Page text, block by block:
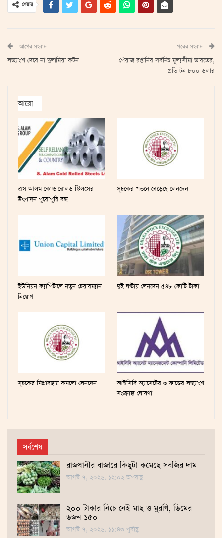
শেয়ার
আগের সংবাদ
লভ্যাংশ দেবে না দুলামিয়া কটন
পরের সংবাদ
পেঁয়াজ রপ্তানির সর্বনিম্ন মূল্যসীমা ভারতের,
প্রতি টন ৮০০ ডলার
আরো
এস আলম কোল্ড রোলড স্টিলসের
উৎপাদন পুরোপুরি বন্ধ
সূচকের পতনে বেড়েছে লেনদেন
ইউনিয়ন ক্যাপিটালে নতুন চেয়ারম্যান
নিয়োগ
দুই ঘণ্টায় লেনদেন ৫৪৮ কোটি টাকা
সূচকের মিশ্রাবস্থায় কমলো লেনদেন
আইসিবি অ্যাসেটের ৩ ফান্ডের লভ্যাংশ
সংক্রান্ত ঘোষণা
সর্বশেষ
রাজধানীর বাজারে কিছুটা কমেছে সবজির দাম
আগস্ট ৭, ২০২৬, ১২:০২ অপরাহ্ণ
২০০ টাকার নিচে নেই মাছ ও মুরগি, ডিমের
ডজন ১৫০
আগস্ট ৭, ২০২৬, ১১:৪৩ পূর্বাহ্ণ